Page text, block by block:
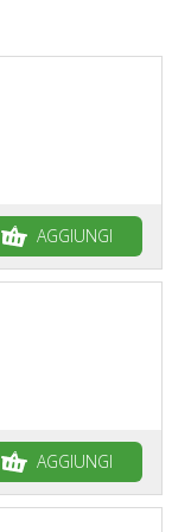
AGGIUNGI
AGGIUNGI